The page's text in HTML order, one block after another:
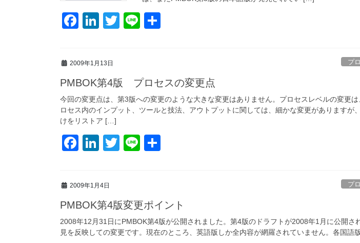
F
e
b
o
o
k
Li
e
dI
n
T
Li
2009年1月13日 プ
PMBOK第4版 プロセスの変更点
今回の変更点は、第3版への変更のような大きな変更はありません。プロセスレベルの変更
ロセス内のインプット、ツールと技法、アウトプットに関しては、細かな変更がありますが
けをリストア […]
F
e
b
o
Li
e
dI
n
T
Li
2009年1月4日 プ
PMBOK第4版変更ポイント
2008年12月31日にPMBOK第4版が公開されました。第4版のドラフトが2008年1月に公開さ
見を反映しての変更です。現在のところ、英語版しか全内容が網羅されていません。各国